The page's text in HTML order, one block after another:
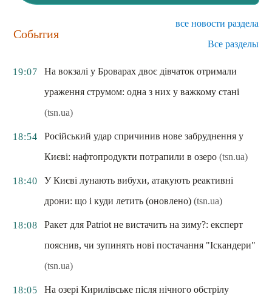
События
все новости раздела
Все разделы
19:07
На вокзалі у Броварах двоє дівчаток отримали
ураження струмом: одна з них у важкому стані
(tsn.ua)
18:54
Російський удар спричинив нове забруднення у
Києві: нафтопродукти потрапили в озеро (tsn.ua)
18:40
У Києві лунають вибухи, атакують реактивні
дрони: що і куди летить (оновлено) (tsn.ua)
18:08
Ракет для Patriot не вистачить на зиму?: експерт
пояснив, чи зупинять нові постачання "Іскандери"
(tsn.ua)
18:05
На озері Кирилівське після нічного обстрілу